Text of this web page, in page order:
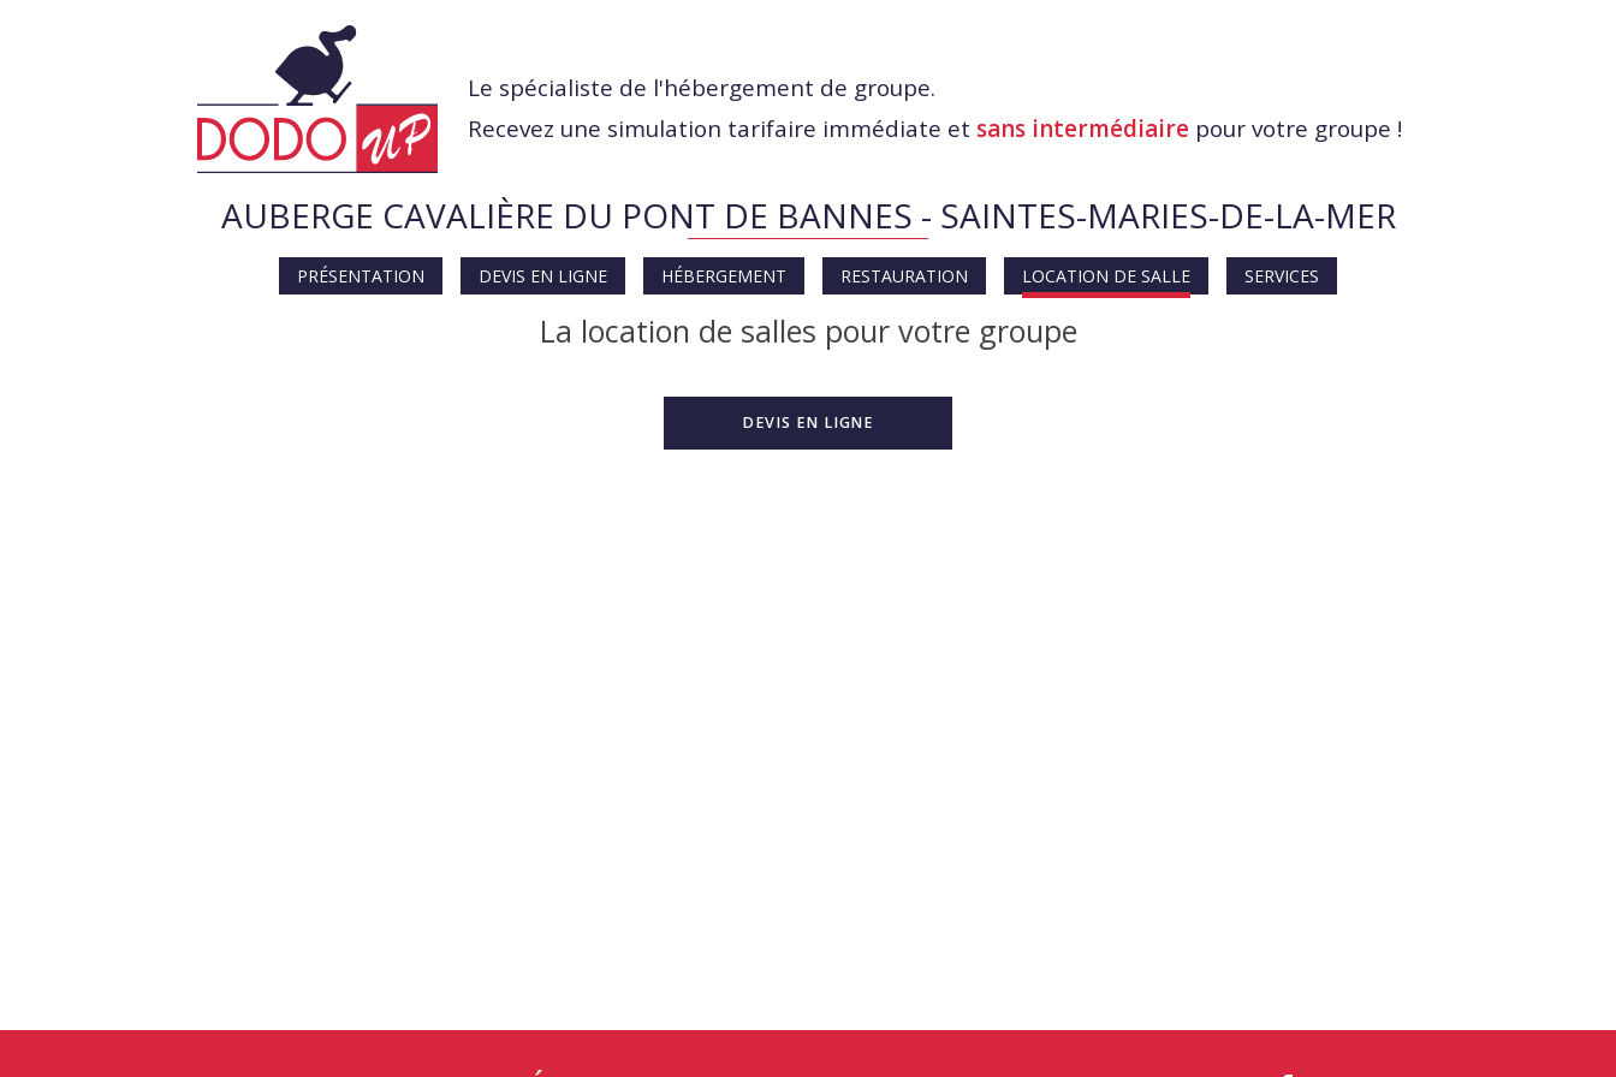
Le spécialiste de l'hébergement de groupe.
Recevez une simulation tarifaire immédiate et sans intermédiaire pour votre groupe !
AUBERGE CAVALIÈRE DU PONT DE BANNES - SAINTES-MARIES-DE-LA-MER
PRÉSENTATION DEVIS EN LIGNE HÉBERGEMENT RESTAURATION LOCATION DE SALLE SERVICES
La location de salles pour votre groupe
DEVIS EN LIGNE